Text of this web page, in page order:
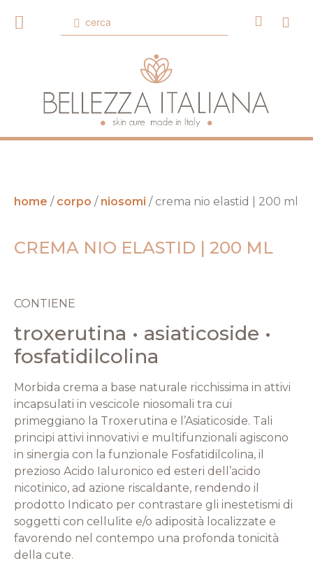
home / corpo / niosomi / crema nio elastid | 200 ml
CREMA NIO ELASTID | 200 ML
CONTIENE
troxerutina • asiaticoside •
fosfatidilcolina
Morbida crema a base naturale ricchissima in attivi
incapsulati in vescicole niosomali tra cui
primeggiano la Troxerutina e l’Asiaticoside. Tali
principi attivi innovativi e multifunzionali agiscono
in sinergia con la funzionale Fosfatidilcolina, il
prezioso Acido Ialuronico ed esteri dell’acido
nicotinico, ad azione riscaldante, rendendo il
prodotto Indicato per contrastare gli inestetismi di
soggetti con cellulite e/o adiposità localizzate e
favorendo nel contempo una profonda tonicità
della cute.